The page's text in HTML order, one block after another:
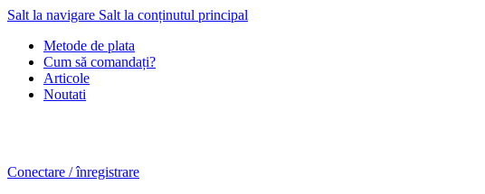
Salt la navigare Salt la conținutul principal
Metode de plata
Cum să comandați?
Articole
Noutati
Conectare / înregistrare